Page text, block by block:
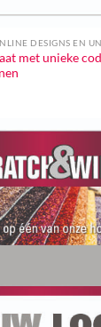
DESIGNS EN
met unieke